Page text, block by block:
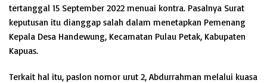
tertanggal 15 September 2022 menuai kontra. Pasalnya Surat
keputusan itu dianggap salah dalam menetapkan Pemenang
Kepala Desa Handewung, Kecamatan Pulau Petak, Kabupaten
Kapuas.
Terkait hal itu, paslon nomor urut 2, Abdurrahman melalui kuasa